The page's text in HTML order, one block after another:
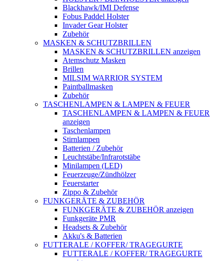
Blackhawk/IMI Defense
Fobus Paddel Holster
Invader Gear Holster
Zubehör
MASKEN & SCHUTZBRILLEN
MASKEN & SCHUTZBRILLEN anzeigen
Atemschutz Masken
Brillen
MILSIM WARRIOR SYSTEM
Paintballmasken
Zubehör
TASCHENLAMPEN & LAMPEN & FEUER
TASCHENLAMPEN & LAMPEN & FEUER
anzeigen
Taschenlampen
Stirnlampen
Batterien / Zubehör
Leuchtstäbe/Infrarotstäbe
Minilampen (LED)
Feuerzeuge/Zündhölzer
Feuerstarter
Zippo & Zubehör
FUNKGERÄTE & ZUBEHÖR
FUNKGERÄTE & ZUBEHÖR anzeigen
Funkgeräte PMR
Headsets & Zubehör
Akku's & Batterien
FUTTERALE / KOFFER/ TRAGEGURTE
FUTTERALE / KOFFER/ TRAGEGURTE